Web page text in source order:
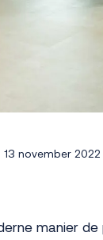
13 november 2022
manier